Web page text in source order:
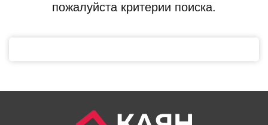
пожалуйста критерии поиска.